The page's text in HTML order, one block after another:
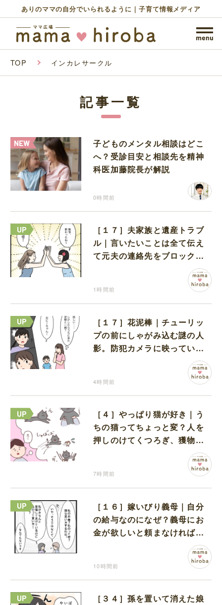
ありのママの自分でいられるように｜子育て情報メディア
TOP インカレサークル
記事一覧
子どものメンタル相談はどこ
へ？受診目安と相談先を精神
科医加藤院長が解説
0時間前
［１７］夫家族と遺産トラブ
ル｜言いたいことは全て伝え
て元夫の連絡先をブロック。
離婚できた喜びを噛みしめる
1時間前
［１７］花泥棒｜チューリッ
プの前にしゃがみ込む謎の人
影。防犯カメラに映っていた
4時間前
［４］やっぱり猫が好き｜う
ちの猫ってちょっと変？人を
押しのけてくつろぎ、獲物に
も物怖じしない鋼のハート
7時間前
［１６］嫁いびり義母｜自分
の給与なのになぜ？義母にお
金が欲しいと頼まなければな
10時間前
［３４］孫を置いて消えた娘